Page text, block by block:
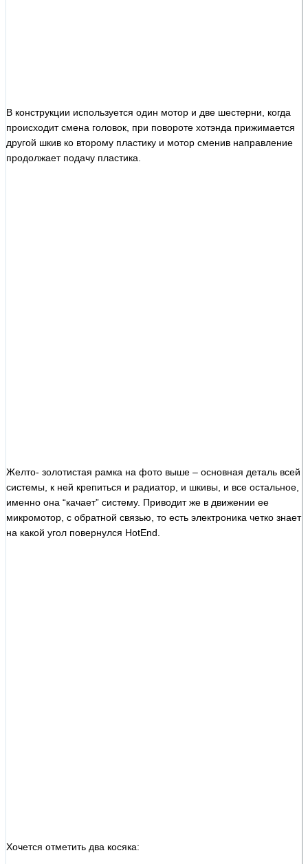
В конструкции используется один мотор и две шестерни, когда
происходит смена головок, при повороте хотэнда прижимается
другой шкив ко второму пластику и мотор сменив направление
продолжает подачу пластика.
Желто- золотистая рамка на фото выше – основная деталь всей
системы, к ней крепиться и радиатор, и шкивы, и все остальное,
именно она “качает” систему. Приводит же в движении ее
микромотор, с обратной связью, то есть электроника четко знает
на какой угол повернулся HotEnd.
Хочется отметить два косяка: